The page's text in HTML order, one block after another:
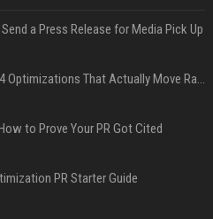
a Press Release for Media Pick Up
Press Release SEO: 14 Optimizations That Actually Move Rankings
to Prove Your PR Got Cited
PR Starter Guide